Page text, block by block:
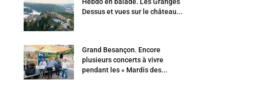
Dessus et vues sur le château...
Grand Besançon. Encore
plusieurs concerts à vivre
pendant les « Mardis des...